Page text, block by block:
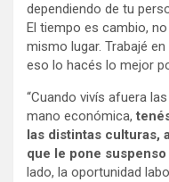
dependiendo de tu
El tiempo es cambio,
mismo lugar. Trabajé
eso lo hacés lo mejor
“Cuando vivís afuera
mano económica,
las distintas culturas,
que le pone suspenso
lado, la oportunidad